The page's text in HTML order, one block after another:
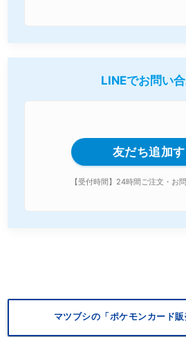
LINEでお問い
友だち追加
【受付時間】24時間ご注文・お
マツブシの「ポケモンカード販